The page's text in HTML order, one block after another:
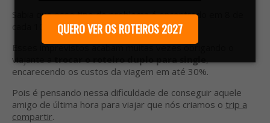
QUERO VER OS ROTEIROS 2027
Sabia que esse tipo de problema é encontrado em 8 de
cada 10 viajantes no Brasil?
Esses imprevistos acabam muitas vezes obrigando o
viajante a
encarecendo os custos da viagem em até 30%.
Pois é pensando nessa dificuldade de conseguir aquele
amigo de última hora para viajar que nós criamos o trip a
compartir.